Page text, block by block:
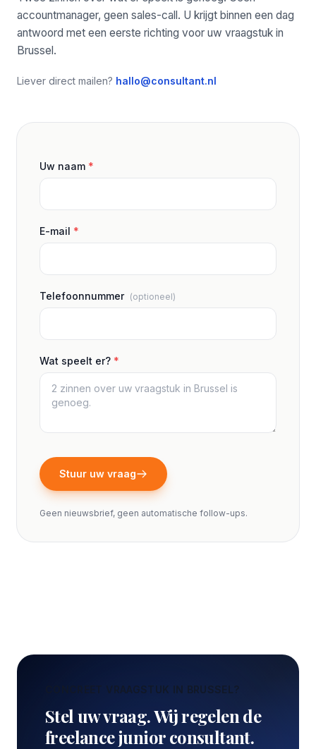
accountmanager, geen sales-call. U krijgt binnen een dag
antwoord met een eerste richting voor uw vraagstuk in
Brussel.
Liever direct mailen? hallo@consultant.nl
Uw naam *
E-mail *
Telefoonnummer (optioneel)
Wat speelt er? *
Stuur uw vraag
Geen nieuwsbrief, geen automatische follow-ups.
CONCREET VRAAGSTUK IN BRUSSEL?
Stel uw vraag. Wij regelen de
freelance junior consultant.